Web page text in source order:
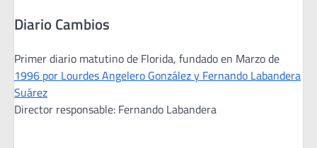
Diario Cambios
Primer diario matutino de Florida, fundado en Marzo de
1996 por Lourdes Angelero González y Fernando Labandera
Suárez
Director responsable: Fernando Labandera